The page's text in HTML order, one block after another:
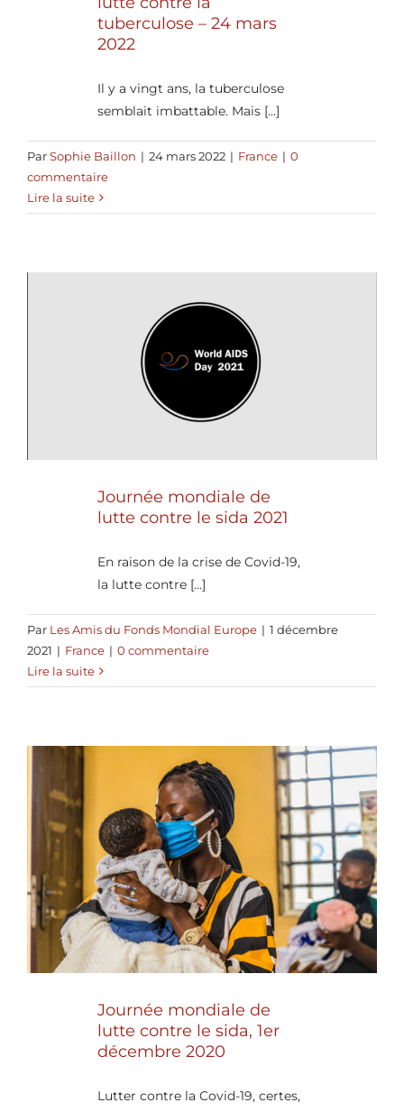
tuberculose – 24 mars
2022
Il y a vingt ans, la tuberculose
semblait imbattable. Mais [...]
ParSophie Baillon | 24 mars 2022 | France | 0
commentaire
Lire la suite
Journée mondiale de
lutte contre le sida 2021
En raison de la crise de Covid-19,
la lutte contre [...]
Par Les Amis du Fonds Mondial Europe | 1 décembre
2021 | France | 0 commentaire
Lire la suite
Journée mondiale de
lutte contre le sida, 1er
décembre 2020
Lutter contre la Covid-19, certes,